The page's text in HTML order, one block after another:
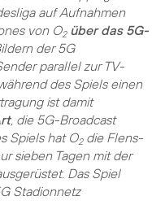
auf Aufnahmen
von O2 über das 5G-
der 5G
parallel zur TV-
des Spiels einen
ist damit
, die 5G-Broadcast
Spiels hat O2die Flens-
sieben Tagen mit der
Das Spiel
Stadionnetz